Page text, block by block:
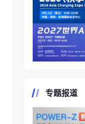
专题报道